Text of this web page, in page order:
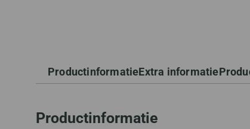
ProductinformatieExtra informatie
Productinformatie